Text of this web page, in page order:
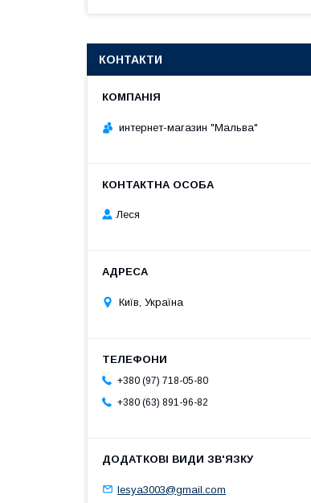
КОНТАКТИ
интернет-магазин "Мальва"
Леся
Київ, Україна
+380 (97) 718-05-80
+380 (63) 891-96-82
lesya3003@gmail.com